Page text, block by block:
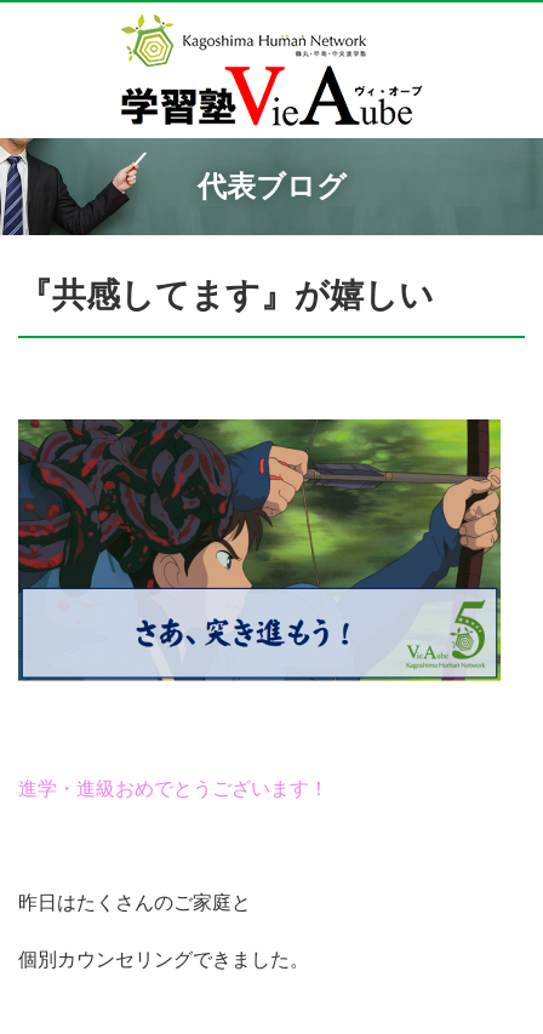
代表ブログ
『共感してます』が嬉しい
進学・進級おめでとうございます！
昨日はたくさんのご家庭と
個別カウンセリングできました。